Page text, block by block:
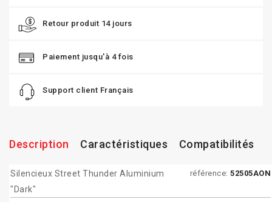
Retour produit 14 jours
Paiement jusqu'à 4 fois
Support client Français
Description Caractéristiques Compatibilités
référence: 52505AON
Silencieux Street Thunder Aluminium
"Dark"